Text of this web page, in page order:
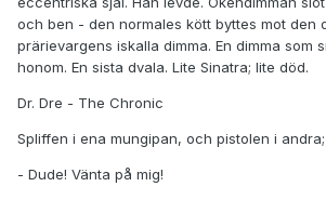
och ben - den normales kött byttes mot den
prärievargens iskalla dimma. En dimma som
honom. En sista dvala. Lite Sinatra; lite död.
Dr. Dre - The Chronic
Spliffen i ena mungipan, och pistolen i andra;
- Dude! Vänta på mig!